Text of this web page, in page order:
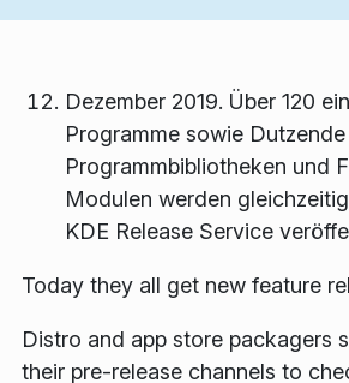
Dezember 2019. Über 120
Programme sowie
Programmbibliotheken und
Modulen werden
KDE Release Service
Today they all get new feature
Distro and app store packagers
their pre-release channels to